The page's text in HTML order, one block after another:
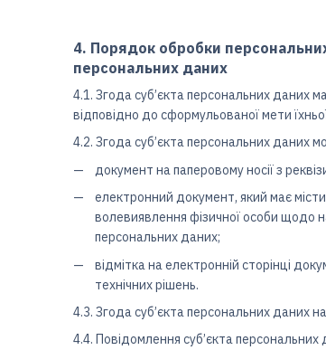
4. Порядок обробки
персональних даних
4.1. Згода суб’єкта персональних даних
відповідно до сформульованої мети
4.2. Згода суб’єкта персональних даних
документ на паперовому носії з
електронний документ, який має
волевиявлення фізичної особи щодо
персональних даних;
відмітка на електронній сторінці
технічних рішень.
4.3. Згода суб’єкта персональних даних
4.4. Повідомлення суб’єкта